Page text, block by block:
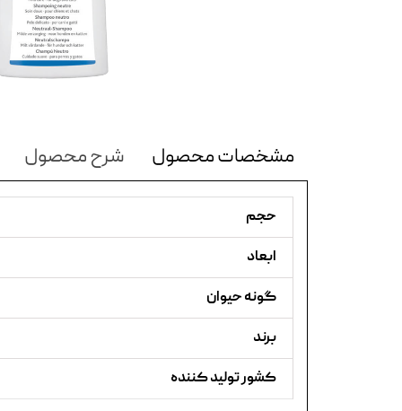
مشخصات محصول شرح محصول
حجم
ابعاد
گونه حیوان
برند
کشور تولید کننده